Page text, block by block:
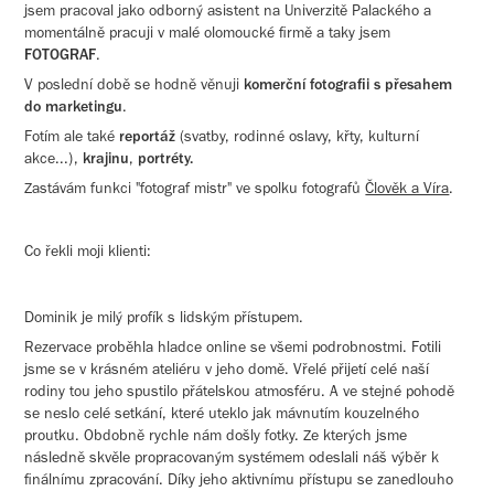
jsem pracoval jako odborný asistent na Univerzitě Palackého a
momentálně pracuji v malé olomoucké firmě a taky jsem
FOTOGRAF.
V poslední době se hodně věnuji komerční fotografii s přesahem
do marketingu.
Fotím ale také reportáž(svatby, rodinné oslavy, křty, kulturní
akce...), krajinu, portréty.
Zastávám funkci "fotograf mistr" ve spolku fotografůČlověk a Víra.
Co řekli moji klienti:
Dominik je milý profík s lidským přístupem.
Rezervace proběhla hladce online se všemi podrobnostmi. Fotili
jsme se v krásném ateliéru v jeho domě. Vřelé přijetí celé naší
rodiny tou jeho spustilo přátelskou atmosféru. A ve stejné pohodě
se neslo celé setkání, které uteklo jak mávnutím kouzelného
proutku. Obdobně rychle nám došly fotky. Ze kterých jsme
následně skvěle propracovaným systémem odeslali náš výběr k
finálnímu zpracování. Díky jeho aktivnímu přístupu se zanedlouho